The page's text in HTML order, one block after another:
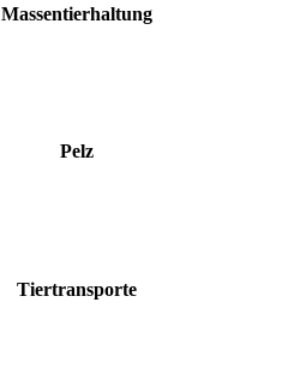
Massentierhaltung
Pelz
Tiertransporte